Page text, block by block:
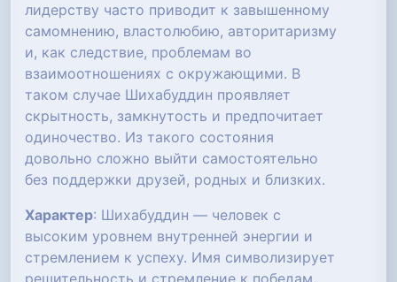
лидерству часто приводит к завышенному
самомнению, властолюбию, авторитаризму
и, как следствие, проблемам во
взаимоотношениях с окружающими. В
таком случае Шихабуддин проявляет
скрытность, замкнутость и предпочитает
одиночество. Из такого состояния
довольно сложно выйти самостоятельно
без поддержки друзей, родных и близких.
Характер: Шихабуддин — человек с
высоким уровнем внутренней энергии и
стремлением к успеху. Имя символизирует
решительность и стремление к победам.